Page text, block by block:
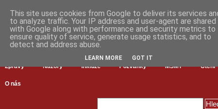
Zprávy Názory Inkluze Pozvánky MŠMT Čtení
O nás
This site uses cookies from Google to deliver its services
to analyze traffic. Your IP address and user-agent are shared
with Google along with performance and security metrics to
ensure quality of service, generate usage statistics, and to
detect and address abuse.
LEARN MORE GOT IT